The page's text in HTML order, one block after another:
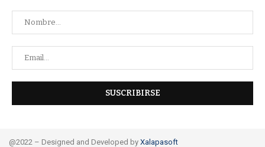
@2022 – Designed and Developed by Xalapasoft